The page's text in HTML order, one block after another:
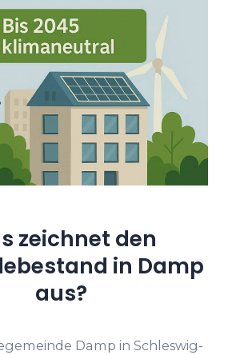
zeichnet den
in Damp
aus?
Damp in Schleswig-